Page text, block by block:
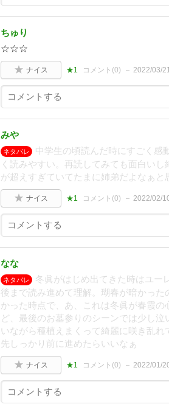
ちゅり
☆☆☆
ナイス ★1 コメント(0) 2022/03/
みや
ネタバレ
中学生の頃読んだ時にすごく感
く読みやすい。再読してみても面白い
が超えすぎていてたまに姉弟だよなぁと
ナイス ★1 コメント(0) 2022/02/
なな
ネタバレ
冬眞がはじめ出てきた時はユー
後まで読み進めて理解。瑚春が暗かっ
かった時点で、あ、これは冬眞が春霞
ど、最後のお墓参りのシーンでは少し
いながら種植えまくって綺麗に咲き乱
先しっかり前に進めたらいいなぁ
ナイス ★1 コメント(0) 2022/01/